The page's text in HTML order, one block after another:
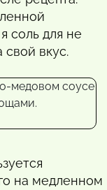
соль для не
свой вкус.
на медленном